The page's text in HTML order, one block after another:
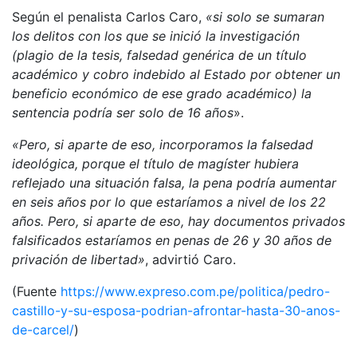
Según el penalista Carlos Caro, «si solo se sumaran
los delitos con los que se inició la investigación
(plagio de la tesis, falsedad genérica de un título
académico y cobro indebido al Estado por obtener un
beneficio económico de ese grado académico) la
sentencia podría ser solo de 16 años».
«Pero, si aparte de eso, incorporamos la falsedad
ideológica, porque el título de magíster hubiera
reflejado una situación falsa, la pena podría aumentar
en seis años por lo que estaríamos a nivel de los 22
años. Pero, si aparte de eso, hay documentos privados
falsificados estaríamos en penas de 26 y 30 años de
privación de libertad», advirtió Caro.
(Fuente https://www.expreso.com.pe/politica/pedro-
castillo-y-su-esposa-podrian-afrontar-hasta-30-anos-
de-carcel/)